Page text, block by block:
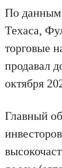
По данным
Техаса,
торговые
продавал
октября
Главный